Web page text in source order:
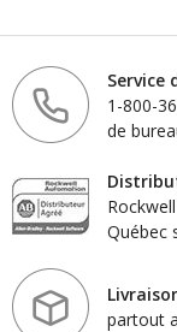
Service
1-800-
de
Québec
partout